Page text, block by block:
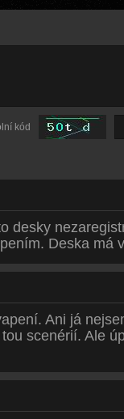
kód
desky
Deska má
Ani já
scenérií. Ale